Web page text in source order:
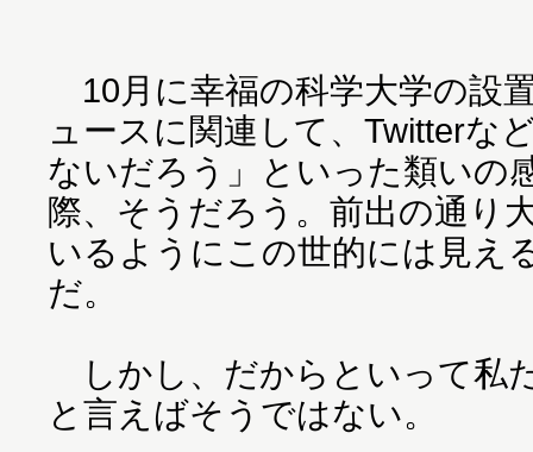
10月に幸福の科学大学の設
ュースに関連して、Twitterな
ないだろう」といった類いの
際、そうだろう。前出の通り
いるようにこの世的には見え
だ。
しかし、だからといって私
と言えばそうではない。